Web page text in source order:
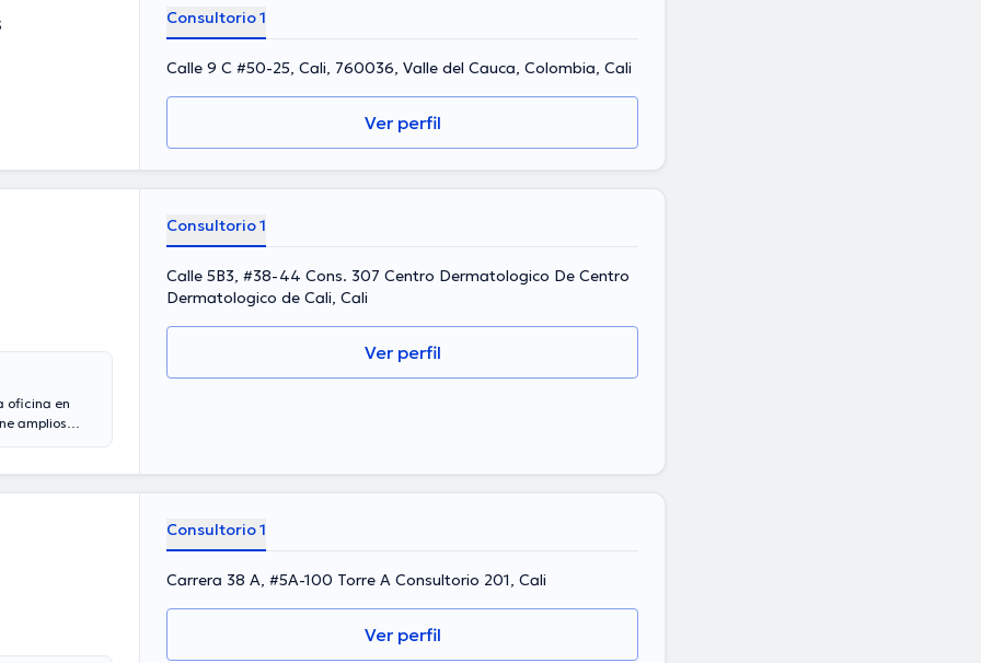
por el
Consultorio 1
Calle 9 C #50-25, Cali, 760036, Valle del Cauca, Colombia, Cali
Ver perfil
oficina en
amplios
Consultorio 1
Calle 5B3, #38-44 Cons. 307 Centro Dermatologico De Centro
Dermatologico de Cali, Cali
Ver perfil
Consultorio 1
Carrera 38 A, #5A-100 Torre A Consultorio 201, Cali
Ver perfil